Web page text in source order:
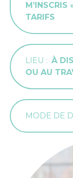
M’INSCRIS
TARIFS
LIEU
À
OU AU
MODE DE